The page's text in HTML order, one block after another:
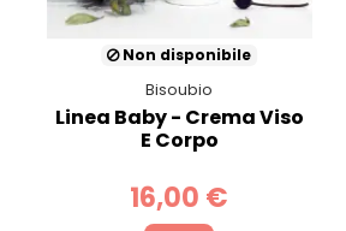
Non disponibile
Bisoubio
Linea Baby - Crema Viso
E Corpo
16,00 €